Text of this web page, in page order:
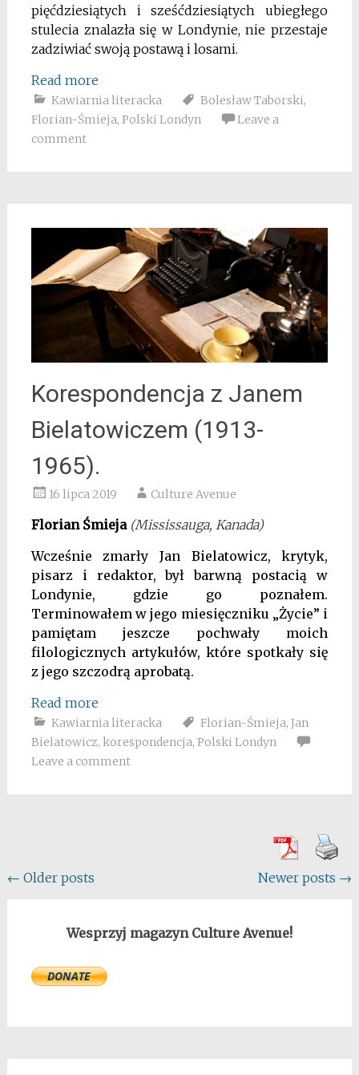
pięćdziesiątych i sześćdziesiątych ubiegłego
stulecia znalazła się w Londynie, nie przestaje
zadziwiać swoją postawą i losami.
Read more
Kawiarnia literacka Bolesław Taborski,
Florian-Śmieja, Polski Londyn
Leave a
comment
Korespondencja z Janem
Bielatowiczem (1913-
1965).
16 lipca 2019 Culture Avenue
Florian Śmieja (Mississauga, Kanada)
Wcześnie zmarły Jan Bielatowicz, krytyk,
pisarz i redaktor, był barwną postacią w
Londynie, gdzie go poznałem.
Terminowałem w jego miesięczniku „Życie” i
pamiętam jeszcze pochwały moich
filologicznych artykułów, które spotkały się
z jego szczodrą aprobatą.
Read more
Kawiarnia literacka Florian-Śmieja, Jan
Bielatowicz, korespondencja, Polski Londyn
Leave a comment
Posts
← Older posts Newer posts →
Wesprzyj magazyn Culture Avenue!